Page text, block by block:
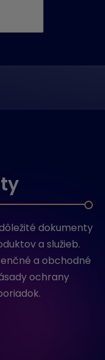
dokumenty
a služieb.
a obchodné
ochrany